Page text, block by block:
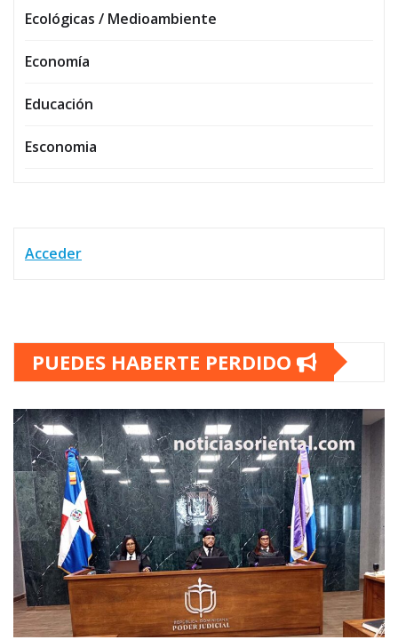
Ecológicas / Medioambiente
Economía
Educación
Esconomia
Acceder
PUEDES HABERTE PERDIDO